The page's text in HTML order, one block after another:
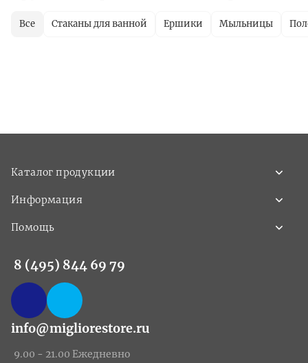
Все Стаканы для ванной Ершики Мыльницы
Каталог продукции
Информация
Помощь
8 (495) 844 69 79
info@migliorestore.ru
9.00 - 21.00 Ежедневно